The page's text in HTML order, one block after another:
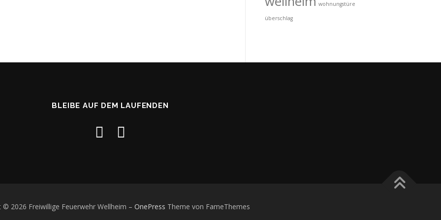
wohnungstüre
überschlag
BLEIBE AUF DEM LAUFENDEN
© 2026 Freiwillige Feuerwehr Wellheim – OnePress Theme von FameThemes